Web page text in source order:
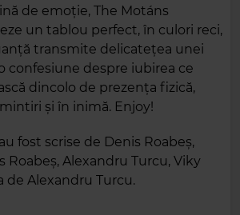
de emoție, The Motáns
un tablou perfect, în culori reci,
transmite delicatețea unei
confesiune despre iubirea ce
dincolo de prezența fizică,
și în inimă. Enjoy!
fost scrise de Denis Roabeș,
Roabeș, Alexandru Turcu, Viky
de Alexandru Turcu.